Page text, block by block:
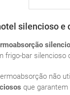
silencioso
frigo-bar silencioso
não
que